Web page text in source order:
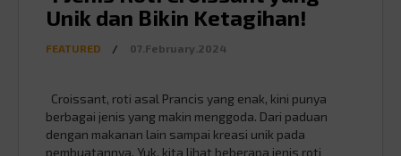
Unik dan Bikin Ketagihan!
FEATURED / 07.February.2024
Croissant, roti asal Prancis yang enak, kini punya
berbagai jenis yang makin menggoda. Dari paduan
dengan makanan lain sampai kreasi unik pada
pembuatannya. Yuk, kita lihat beberapa jenis roti